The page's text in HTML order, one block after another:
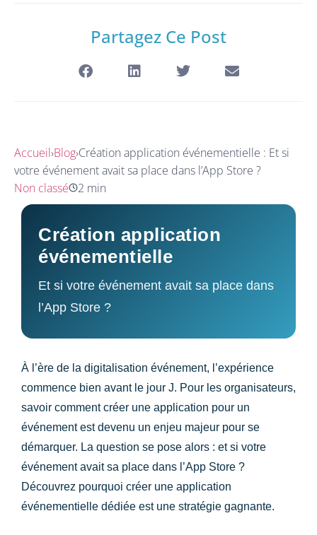
Partagez Ce Post
Accueil›Blog›Création application événementielle : Et si
votre événement avait sa place dans l’App Store ?
Non classé
2 min
Création application
événementielle
Et si votre événement avait sa place dans
l’App Store ?
À l’ère de la digitalisation événement, l’expérience
commence bien avant le jour J. Pour les organisateurs,
savoir comment créer une application pour un
événementest devenu un enjeu majeur pour se
démarquer. La question se pose alors : et si votre
événement avait sa place dans l’App Store ?
Découvrez pourquoi créer une application
événementielle dédiée est une stratégie gagnante.